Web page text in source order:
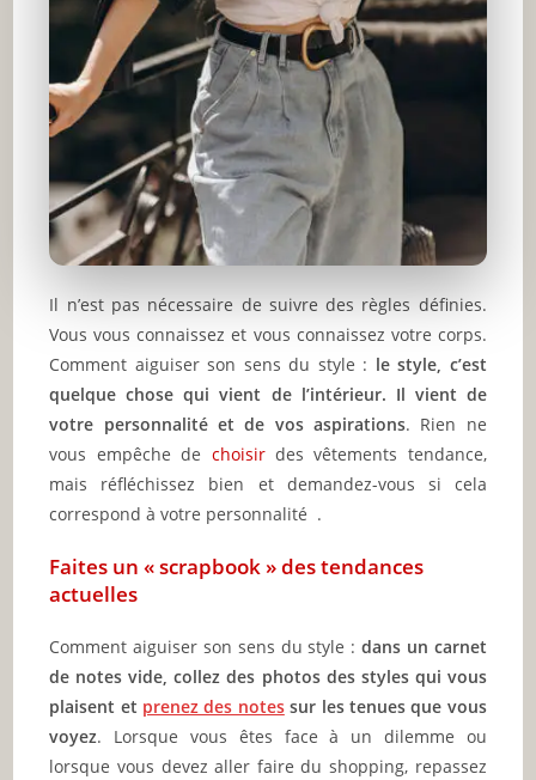
Il n’est pas nécessaire de suivre des règles définies.
Vous vous connaissez et vous connaissez votre corps.
Comment aiguiser son sens du style : le style, c’est
quelque chose qui vient de l’intérieur. Il vient de
votre personnalité et de vos aspirations. Rien ne
vous empêche de choisirdes vêtements tendance,
mais réfléchissez bien et demandez-vous si cela
correspond à votre personnalité .
Faites un «scrapbook » des tendances
actuelles
Comment aiguiser son sens du style :dans un carnet
de notes vide, collez des photos des styles qui vous
plaisent et prenez des notessur les tenues que vous
voyez. Lorsque vous êtes face à un dilemme ou
lorsque vous devez aller faire du shopping, repassez